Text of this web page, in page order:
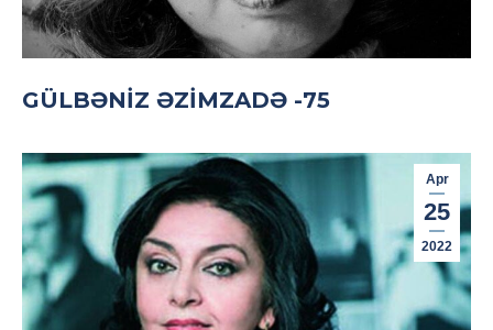
GÜLBƏNIZ ƏZIMZADƏ -75
Apr
25
2022